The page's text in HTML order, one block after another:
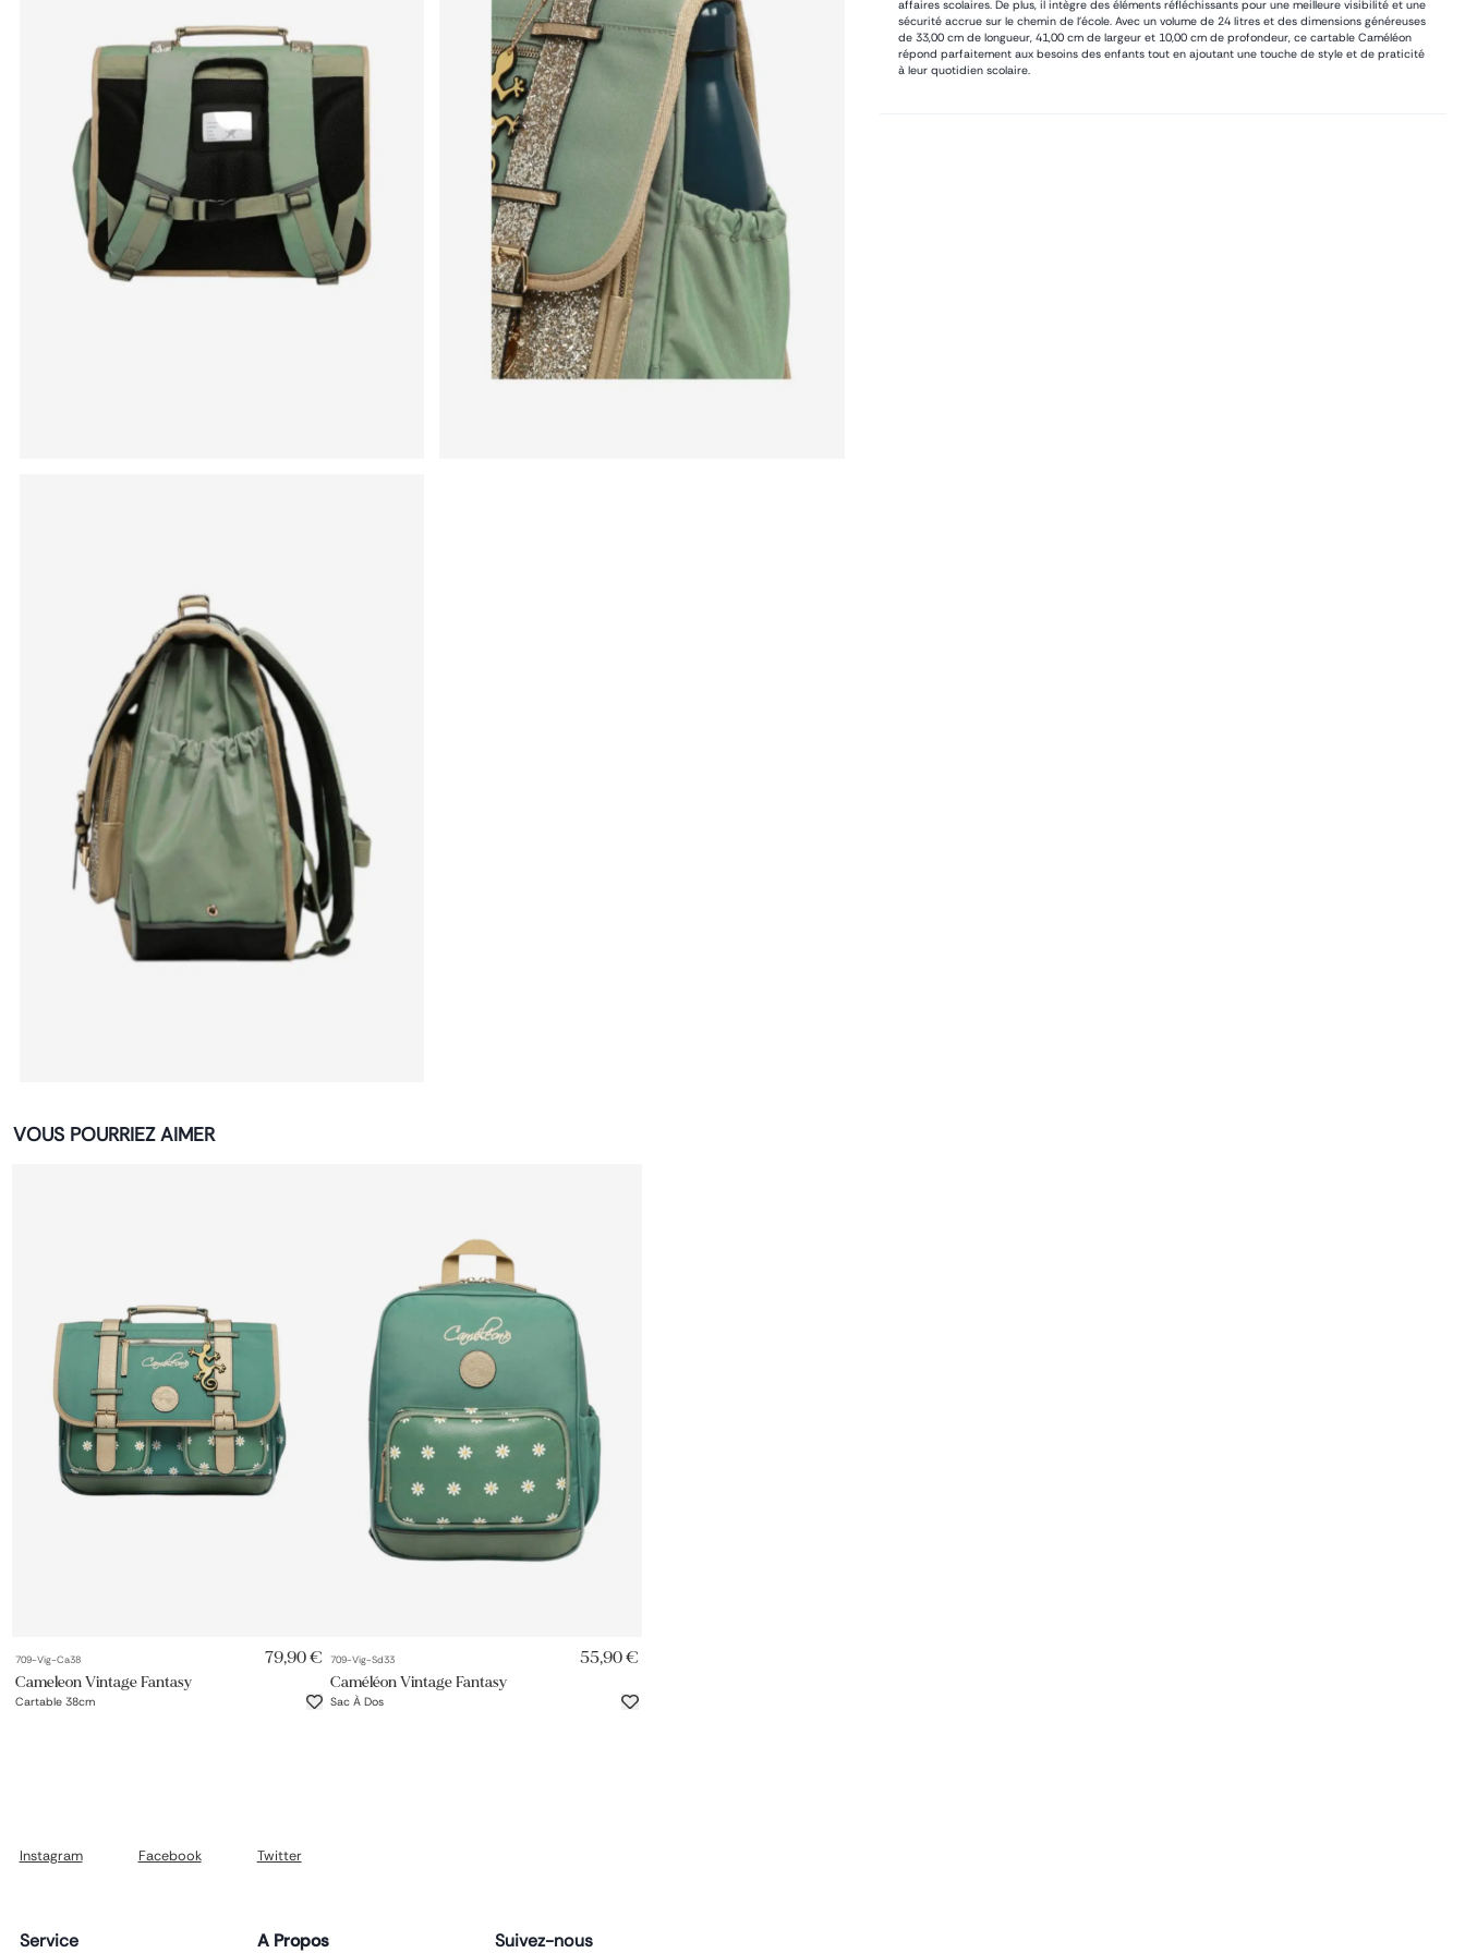
VOUS POURRIEZ AIMER
709-Vig-Ca38 79,90 €
Cameleon Vintage Fantasy
Cartable 38cm
709-Vig-Sd33 55,90 €
Caméléon Vintage Fantasy
Sac À Dos
affaires scolaires. De plus, il intègre des éléments réfléchissants pour une meilleure visibilité et une
sécurité accrue sur le chemin de l’école. Avec un volume de 24 litres et des dimensions généreuses
de 33,00 cm de longueur, 41,00 cm de largeur et 10,00 cm de profondeur, ce cartable Caméléon
répond parfaitement aux besoins des enfants tout en ajoutant une touche de style et de praticité
à leur quotidien scolaire.
Instagram Facebook Twitter
Service A Propos Suivez-nous